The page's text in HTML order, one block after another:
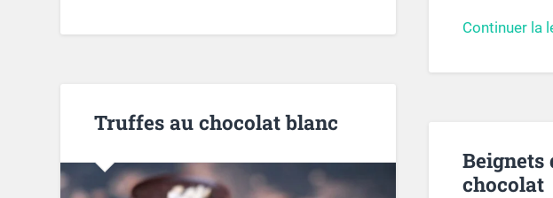
Continuer la
Truffes au chocolat blanc
Beignets
chocolat